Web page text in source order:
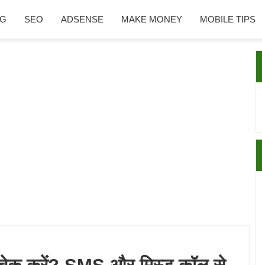
SEO ADSENSE MAKE MONEY MOBILE TIPS